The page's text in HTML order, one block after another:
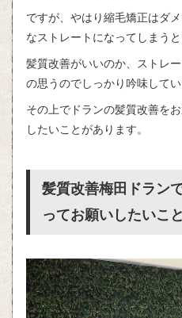
ですが、やはり縮毛矯正はダ
なストレートになってしまう
髪質改善がいいのか、ストレ
の思うのでしっかり吟味して
その上でドランの髪質改善を
したいことがあります。
髪質改善梅田ドラン
ってお願いしたいこ